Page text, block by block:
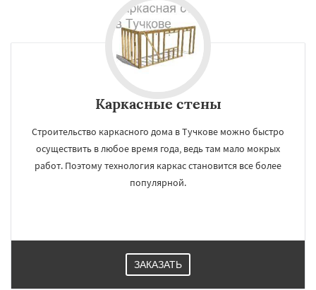
Каркасные стены
Строительство каркасного дома в Тучкове можно быстро
осуществить в любое время года, ведь там мало мокрых
работ. Поэтому технология каркас становится все более
популярной.
ЗАКАЗАТЬ